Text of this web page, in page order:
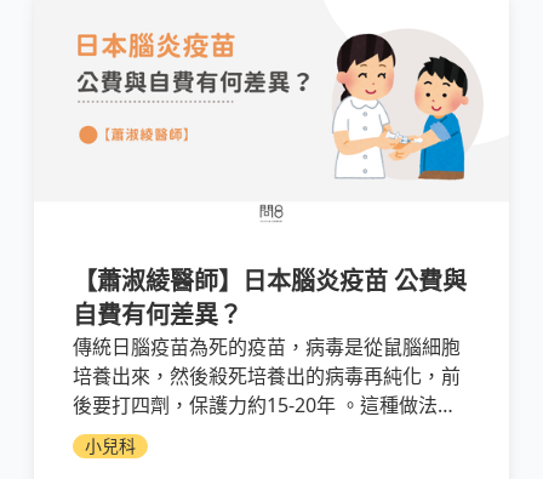
【蕭淑綾醫師】日本腦炎疫苗 公費與
自費有何差異？
傳統日腦疫苗為死的疫苗，病毒是從鼠腦細胞
培養出來，然後殺死培養出的病毒再純化，前
後要打四劑，保護力約15-20年 。這種做法就
是得殺許多老鼠取得腦組織，但是製作成本比
較低而且疫苗的效果也都很好。
小兒科